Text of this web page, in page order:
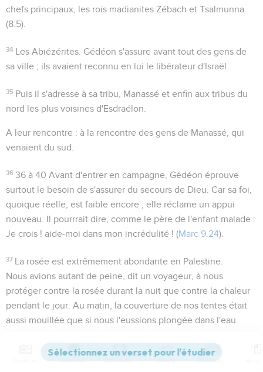
chefs principaux, les rois madianites Zébach et Tsalmunna
(8.5).
34 Les Abiézérites . Gédéon s'assure avant tout des gens de
sa ville ; ils avaient reconnu en lui le libérateur d'Israël.
35 Puis il s'adresse à sa tribu, Manassé et enfin aux tribus du
nord les plus voisines d'Esdraélon.
A leur rencontre : à la rencontre des gens de Manassé, qui
venaient du sud.
36 36 à 40 Avant d'entrer en campagne, Gédéon éprouve
surtout le besoin de s'assurer du secours de Dieu. Car sa foi,
quoique réelle, est faible encore ; elle réclame un appui
nouveau. Il pourrrait dire, comme le père de l'enfant malade :
Je crois ! aide-moi dans mon incrédulité ! (Marc 9.24).
37 La rosée est extrêmement abondante en Palestine.
Nous avions autant de peine , dit un voyageur, à nous
protéger contre la rosée durant la nuit que contre la chaleur
pendant le jour. Au matin, la couverture de nos tentes était
aussi mouillée que si nous l'eussions plongée dans l'eau
Elle se dépose naturellement sur toutes les surfaces qui lui
sont offertes ; sa concentration exclusive sur la toison ne
pouvait être que le résultat d'une volonté divine particulière.
Versions Commentaires Strong